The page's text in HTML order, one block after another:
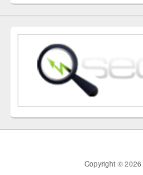
Copyright © 2026